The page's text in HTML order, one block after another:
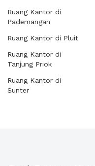
Ruang Kantor di
Pademangan
Ruang Kantor di Pluit
Ruang Kantor di
Tanjung Priok
Ruang Kantor di
Sunter